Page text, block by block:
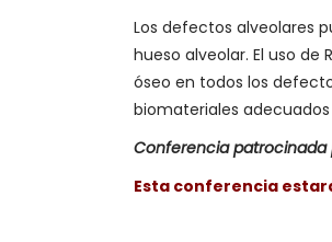
Los defectos alveolares
hueso alveolar. El uso
óseo en todos los
biomateriales
Conferencia patrocinada
Esta conferencia